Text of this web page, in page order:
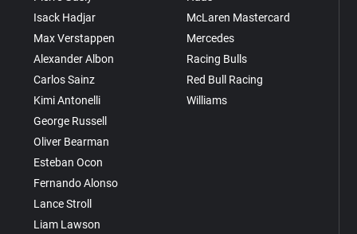
Isack Hadjar
Max Verstappen
Alexander Albon
Carlos Sainz
Kimi Antonelli
George Russell
Oliver Bearman
Esteban Ocon
Fernando Alonso
Lance Stroll
Liam Lawson
McLaren Mastercard
Mercedes
Racing Bulls
Red Bull Racing
Williams